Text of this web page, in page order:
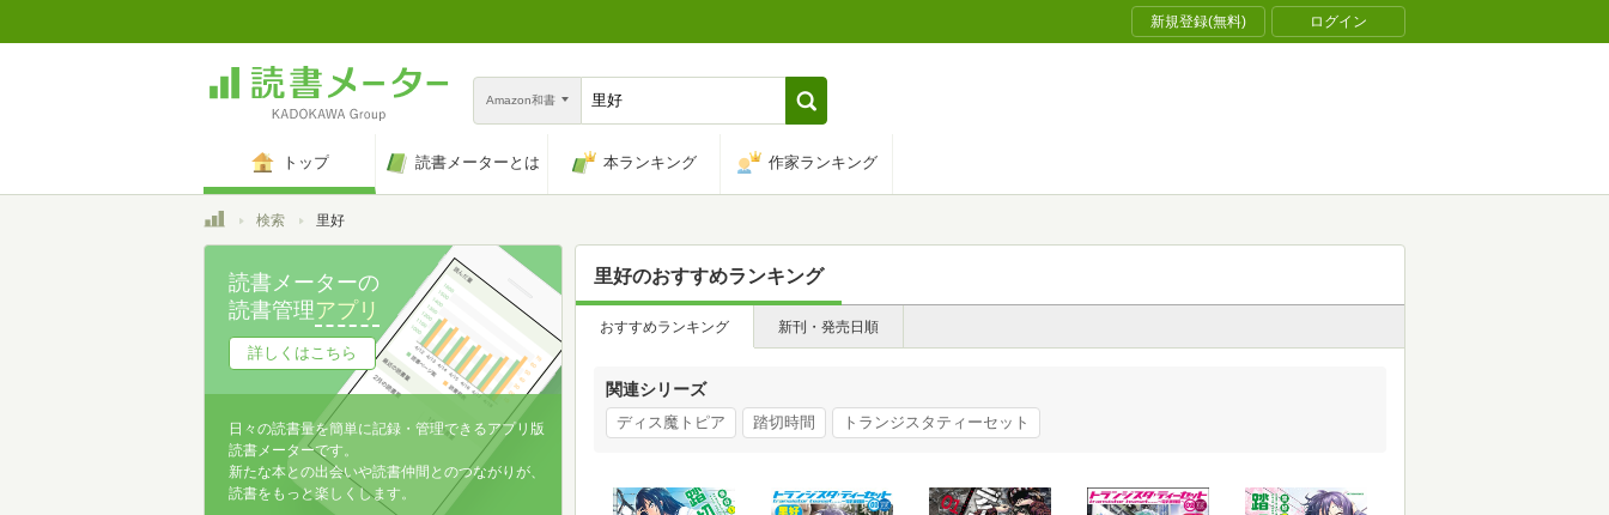
新規登録(無料) ログイン
Amazon和書
トップ 読書メーターとは 本ランキング 作家ランキング
トップ検索 里好
里好のおすすめランキング
おすすめランキング 新刊・発売日順
関連シリーズ
ディス魔トピア 踏切時間 トランジスタティーセット
読書メーターの
読書管理アプリ
詳しくはこちら
日々の読書量を簡単に記録・管理できるアプリ版
読書メーターです。
新たな本との出会いや読書仲間とのつながりが、
読書をもっと楽しくします。